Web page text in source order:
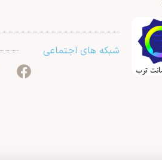
شبکه های اجتماعی